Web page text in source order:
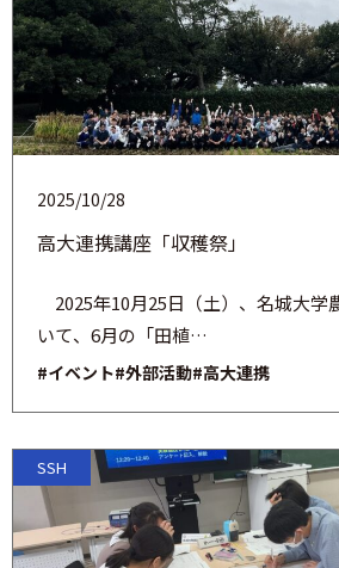
高大連携講座「収穫祭」
2025/10/28
2025年10月25日（土）、名城大学
いて、6月の「田植…
#イベント#外部活動#高大連携
SSH